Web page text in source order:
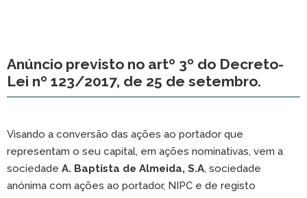
Anúncio previsto no artº 3º do Decreto-
Lei nº 123/2017, de 25 de setembro.
Visando a conversão das ações ao portador que
representam o seu capital, em ações nominativas, vem a
sociedade A. Baptista de Almeida, S.A, sociedade
anónima com ações ao portador, NIPC e de registo